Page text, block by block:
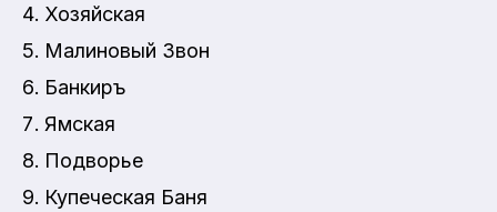
Хозяйская
Малиновый Звон
Банкиръ
Ямская
Подворье
Купеческая Баня